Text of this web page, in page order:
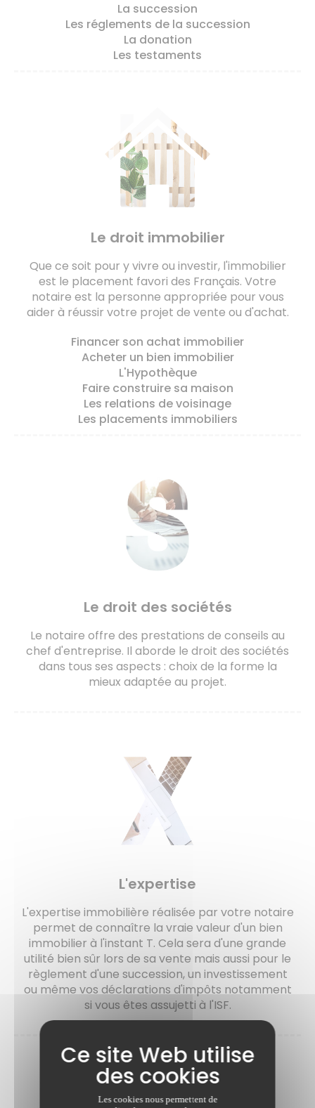
La succession
Les réglements de la succession
La donation
Les testaments
Le droit immobilier
Que ce soit pour y vivre ou investir, l'immobilier
est le placement favori des Français. Votre
notaire est la personne appropriée pour vous
aider à réussir votre projet de vente ou d'achat.
Financer son achat immobilier
Acheter un bien immobilier
L'Hypothèque
Faire construire sa maison
Les relations de voisinage
Les placements immobiliers
Le droit des sociétés
Le notaire offre des prestations de conseils au
chef d'entreprise. Il aborde le droit des sociétés
dans tous ses aspects : choix de la forme la
mieux adaptée au projet.
L'expertise
L'expertise immobilière réalisée par votre notaire
permet de connaître la vraie valeur d'un bien
immobilier à l'instant T. Cela sera d'une grande
utilité bien sûr lors de sa vente mais aussi pour le
règlement d'une succession, un investissement
ou même vos déclarations d'impôts notamment
si vous êtes assujetti à l'ISF.
perm_contact_calendar Contactez-nous
Les cookies nous permettent de